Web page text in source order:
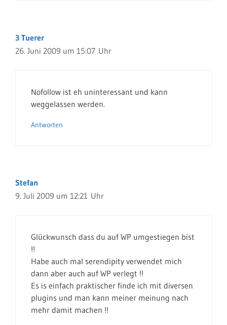
3 Tuerer
26. Juni 2009 um 15:07 Uhr
Nofollow ist eh uninteressant und kann
weggelassen werden.
Antworten
Stefan
9. Juli 2009 um 12:21 Uhr
Glückwunsch dass du auf WP umgestiegen bist
!!
Habe auch mal serendipity verwendet mich
dann aber auch auf WP verlegt !!
Es is einfach praktischer finde ich mit diversen
plugins und man kann meiner meinung nach
mehr damit machen !!